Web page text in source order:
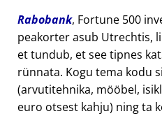
Rabobank, Fortune 500
peakorter asub Utrechtis,
et tundub, et see tipnes
rünnata. Kogu tema kodu
(arvutitehnika, mööbel,
euro otsest kahju) ning ta